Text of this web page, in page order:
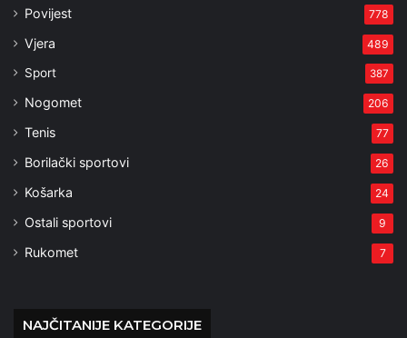
Povijest 778
Vjera 489
Sport 387
Nogomet 206
Tenis 77
Borilački sportovi 26
Košarka 24
Ostali sportovi 9
Rukomet 7
NAJČITANIJE KATEGORIJE